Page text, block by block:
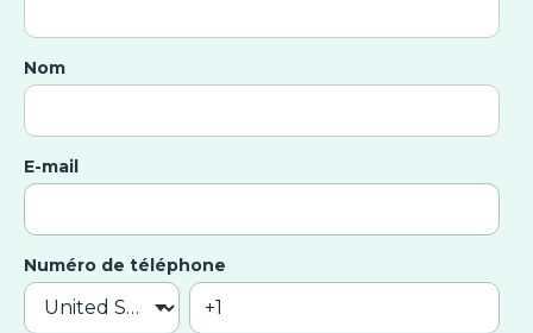
Nom
E-mail
Numéro de téléphone